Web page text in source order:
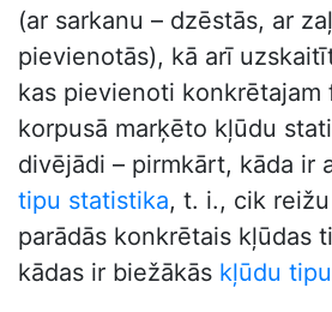
(ar sarkanu – dzēstās, ar
pievienotās), kā arī
kas pievienoti konkrētajam
korpusā marķēto kļūdu
divējādi – pirmkārt, kāda ir
tipu statistika, t. i., cik
parādās konkrētais kļūdas
kādas ir biežākās kļūdu